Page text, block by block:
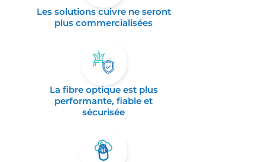
Les solutions cuivre ne seront
plus commercialisées
La fibre optique est plus
performante, fiable et
sécurisée